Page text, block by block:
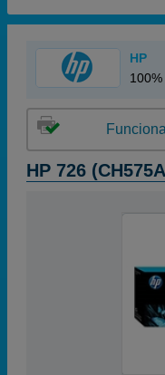
HP
HP 726